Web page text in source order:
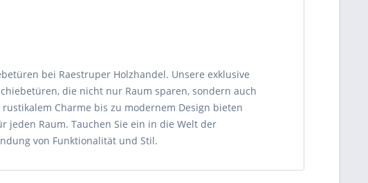
bei Raestruper Holzhandel. Unsere exklusive
die nicht nur Raum sparen, sondern auch
Charme bis zu modernem Design bieten
jeden Raum. Tauchen Sie ein in die Welt der
von Funktionalität und Stil.